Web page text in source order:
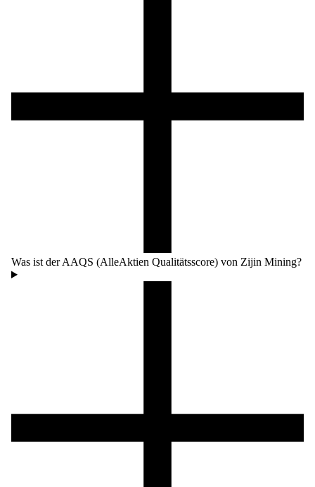
Was ist der AAQS (AlleAktien Qualitätsscore) von Zijin Mining?